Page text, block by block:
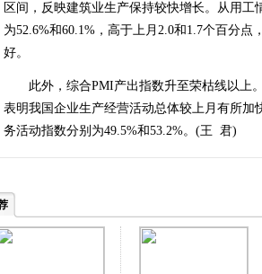
区间，反映建筑业生产保持较快增长。从用
为52.6%和60.1%，高于上月2.0和1.7个百分
好。
此外，综合PMI产出指数升至荣枯线以上
表明我国企业生产经营活动总体较上月有所
务活动指数分别为49.5%和53.2%。(王 君)